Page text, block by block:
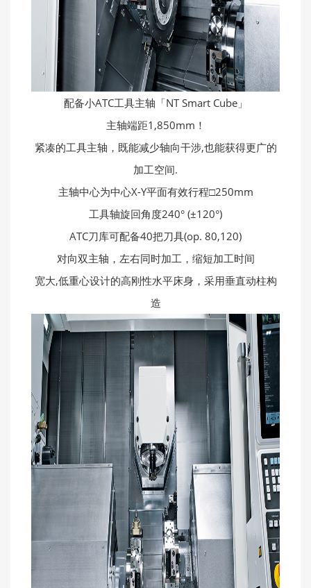
配备小ATC工具主轴「NT Smart Cube」
主轴端距1,850mm！
紧凑的工具主轴，既能减少轴向干涉,也能获得更广的
加工空间.
主轴中心为中心X-Y平面有效行程□250mm
工具轴旋回角度240° (±120°)
ATC刀库可配备40把刀具(op. 80,120)
对向双主轴，左右同时加工，缩短加工时间
宽大,低重心设计的高刚性水平床身，采用垂直动柱构
造